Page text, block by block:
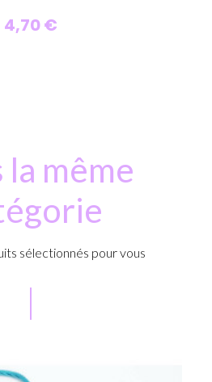
4,70 €
la même
sélectionnés pour vous